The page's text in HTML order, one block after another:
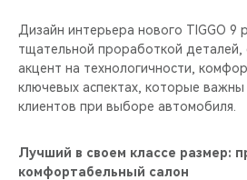
Дизайн интерьера нового TIGGO 9
тщательной проработкой деталей,
акцент на технологичности,
ключевых аспектах, которые
клиентов при выборе автомобиля.
Лучший в своем классе размер:
комфортабельный салон